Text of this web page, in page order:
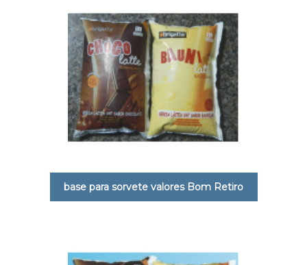
base para sorvete valores Bom Retiro